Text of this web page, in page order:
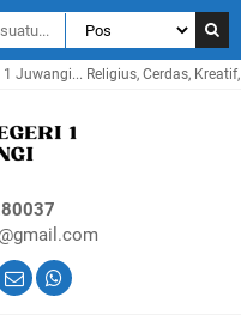
Juwangi... Religius, Cerdas, Kreatif,